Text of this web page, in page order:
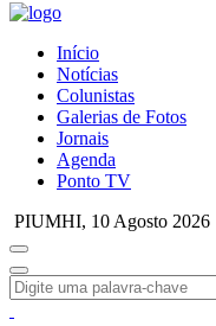
Início
Notícias
Colunistas
Galerias de Fotos
Jornais
Agenda
Ponto TV
PIUMHI, 10 Agosto 2026